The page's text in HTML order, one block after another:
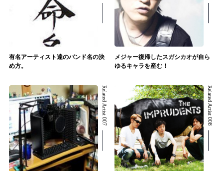
有名アーティスト達のバンド名の決
め方。
メジャー復帰したスガシカオが自ら
ゆるキャラを産む！
Related Artist 007 Related Artist 008